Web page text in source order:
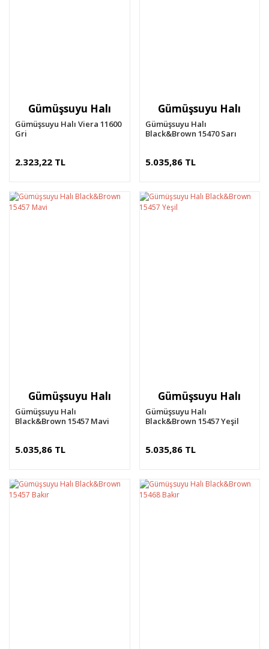
Gümüşsuyu Halı
Gümüşsuyu Halı Viera 11600
Gri
2.323,22 TL
Gümüşsuyu Halı
Gümüşsuyu Halı
Black&Brown 15470 Sarı
5.035,86 TL
Gümüşsuyu Halı
Gümüşsuyu Halı
Black&Brown 15457 Mavi
5.035,86 TL
Gümüşsuyu Halı
Gümüşsuyu Halı
Black&Brown 15457 Yeşil
5.035,86 TL